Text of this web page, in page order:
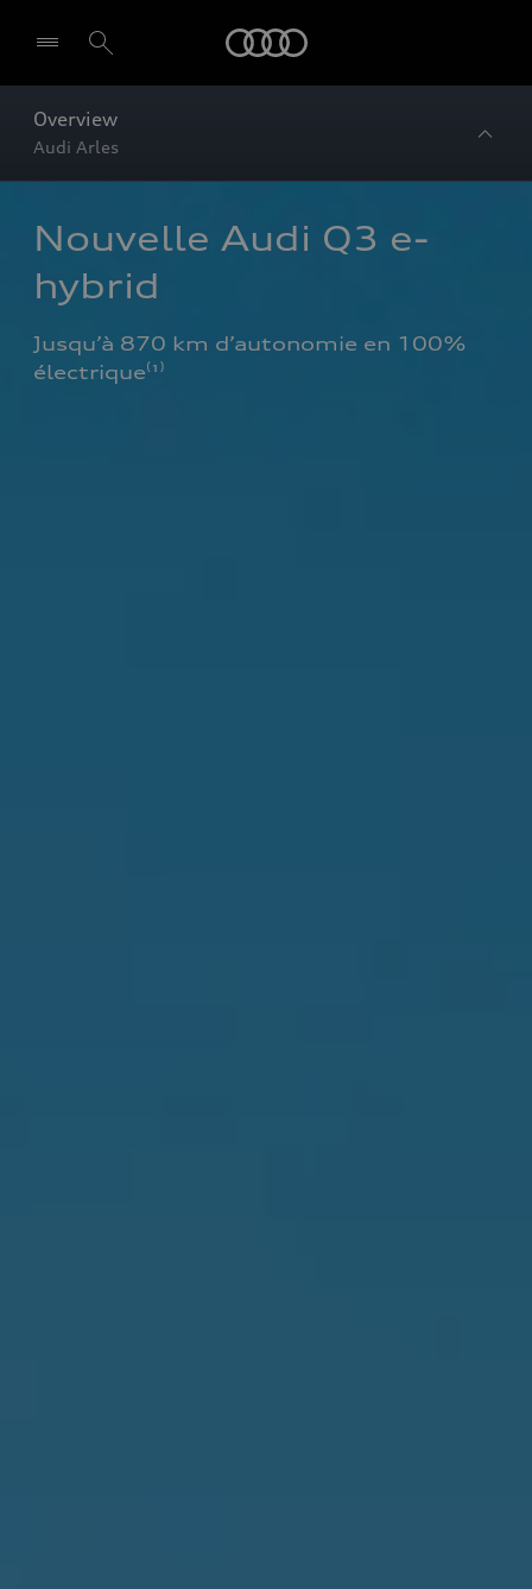
Overview
Audi Arles
Nouvelle Audi Q3 e-
hybrid
Jusqu’à 870 km d’autonomie en 100%
électrique⁽¹⁾